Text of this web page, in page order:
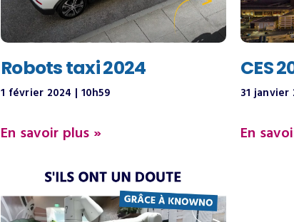
Robots taxi 2024
1 février 2024 10h59
En savoir plus »
CES
31 janvier
En